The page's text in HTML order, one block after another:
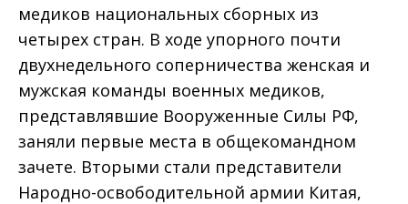
медиков национальных сборных из
четырех стран. В ходе упорного почти
двухнедельного соперничества женская и
мужская команды военных медиков,
представлявшие Вооруженные Силы РФ,
заняли первые места в общекомандном
зачете. Вторыми стали представители
Народно­-освободительной армии Китая,